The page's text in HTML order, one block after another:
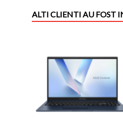
ALTI CLIENTI AU FOST